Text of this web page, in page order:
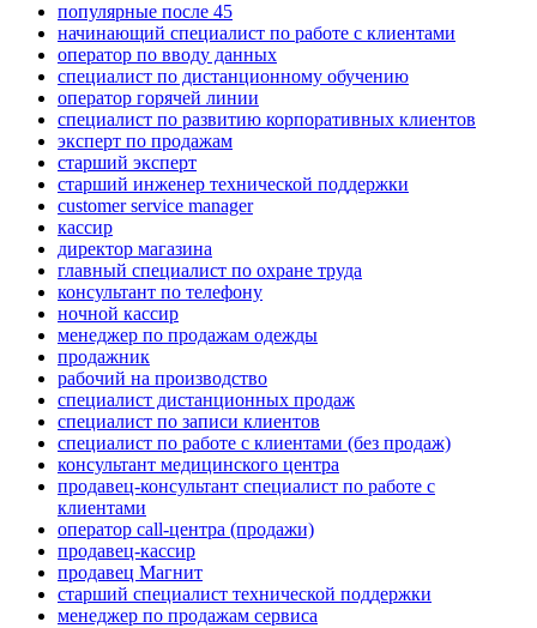
популярные после 45
начинающий специалист по работе с клиентами
оператор по вводу данных
специалист по дистанционному обучению
оператор горячей линии
специалист по развитию корпоративных клиентов
эксперт по продажам
старший эксперт
старший инженер технической поддержки
customer service manager
кассир
директор магазина
главный специалист по охране труда
консультант по телефону
ночной кассир
менеджер по продажам одежды
продажник
рабочий на производство
специалист дистанционных продаж
специалист по записи клиентов
специалист по работе с клиентами (без продаж)
консультант медицинского центра
продавец-консультант специалист по работе с
клиентами
оператор call-центра (продажи)
продавец-кассир
продавец Магнит
старший специалист технической поддержки
менеджер по продажам сервиса